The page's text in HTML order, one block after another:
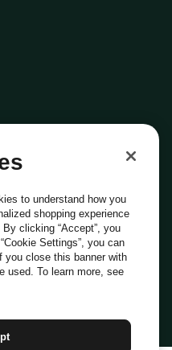
Cookie
to understand how you
shopping experience
clicking “Accept”, you
Settings”, you can
you close this banner with
used. To learn more, see